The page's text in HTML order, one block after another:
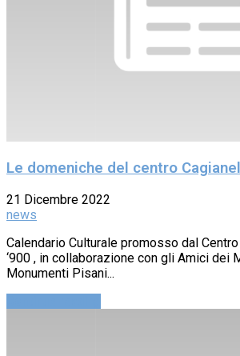
Le domeniche del centro
21 Dicembre 2022
news
Calendario Culturale promosso dal
‘900 , in collaborazione con gli Amici dei
Monumenti Pisani...